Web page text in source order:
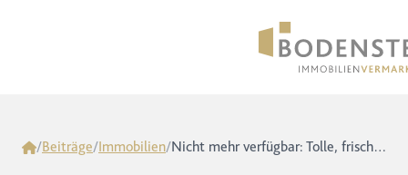
Home
/Beiträge/Immobilien/ Nicht mehr verfügbar: Tolle, frisch renovierte 3 ZKBB in Schierstein – direkte Nähe zum Hafen